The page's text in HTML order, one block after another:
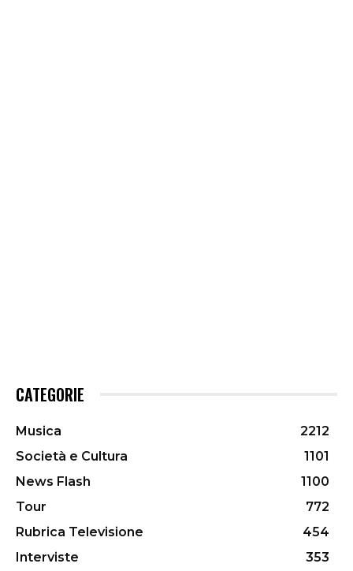
CATEGORIE
Musica
2212
Società e Cultura
1101
News Flash
1100
Tour
772
Rubrica Televisione
454
Interviste
353